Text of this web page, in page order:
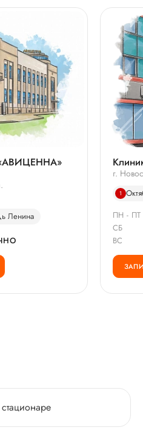
«АВИЦЕННА»
Ленина
г.
1
ПН - ПТ
СБ
ВС